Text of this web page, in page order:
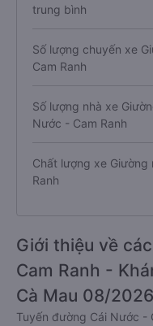
trung bình
Số lượng chuyến xe
Cam Ranh
Số lượng nhà xe
Nước - Cam Ranh
Chất lượng xe Giường
Ranh
Giới thiệu về
Cam Ranh -
Cà Mau 08/2026
Tuyến đường Cái Nước -